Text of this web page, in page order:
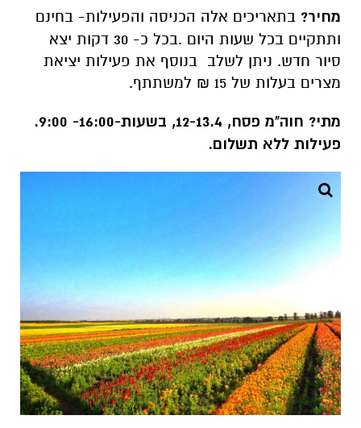
מחיר? בתאריכים אלה הכניסה והפעילות- בחינם
ותתקיים בכל שעות היום .בכל כ- 30 דקות יצא
סיור חדש. ניתן לשלב בנוסף את פעילות יציאת
מצרים בעלות של 15 ₪ למשתתף.
מתי? חוה"מ פסח, 12-13.4, בשעות-16:00- 9:00.
פעילות ללא תשלום.